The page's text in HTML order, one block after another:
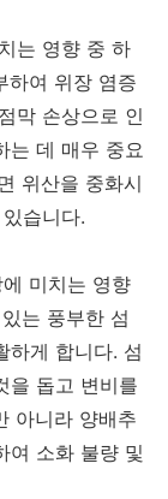
는 영향 중 하
하여 위장 염증
막 손상으로 인
는 데 매우 중요
위산을 중화시
습니다.
미치는 영향
는 풍부한 섬
하게 합니다. 섬
을 돕고 변비를
아니라 양배추
여 소화 불량 및